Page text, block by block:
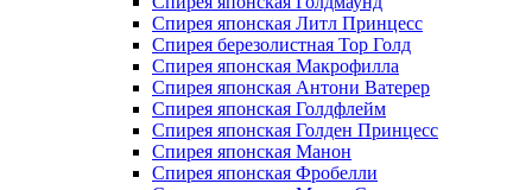
Спирея японская Литл Принцесс
Спирея березолистная Тор Голд
Спирея японская Макрофилла
Спирея японская Антони Ватерер
Спирея японская Голдфлейм
Спирея японская Голден Принцесс
Спирея японская Манон
Спирея японская Фробелли